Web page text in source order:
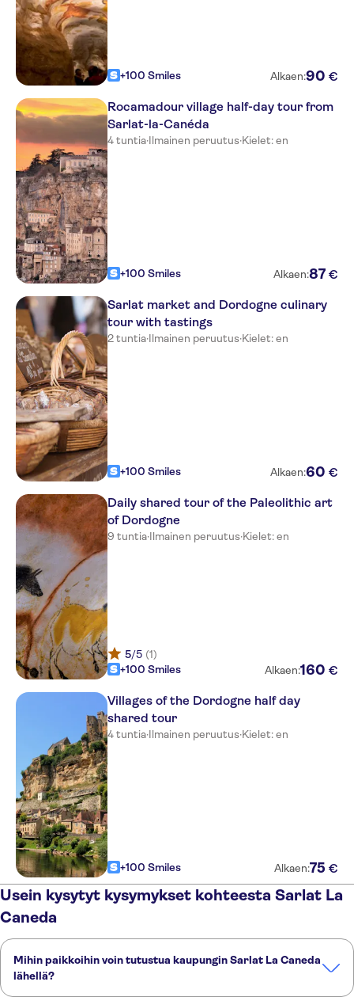
+100 Smiles Alkaen:90 €
Rocamadour village half-day tour from
Sarlat-la-Canéda
4 tuntia·Ilmainen peruutus·Kielet: en
+100 Smiles Alkaen:87 €
Sarlat market and Dordogne culinary
tour with tastings
2 tuntia·Ilmainen peruutus·Kielet: en
+100 Smiles Alkaen:60 €
Daily shared tour of the Paleolithic art
of Dordogne
9 tuntia·Ilmainen peruutus·Kielet: en
5/5 (1)
+100 Smiles
Alkaen:160 €
Villages of the Dordogne half day
shared tour
4 tuntia·Ilmainen peruutus·Kielet: en
+100 Smiles Alkaen:75 €
Usein kysytyt kysymykset kohteesta Sarlat La
Caneda
Mihin paikkoihin voin tutustua kaupungin Sarlat La Caneda
lähellä?